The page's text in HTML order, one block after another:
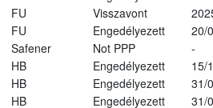
FU Visszavont
FU Engedélyezett
20/
Safener Not PPP
-
HB Engedélyezett
15/
HB Engedélyezett
31/
HB Engedélyezett
31/